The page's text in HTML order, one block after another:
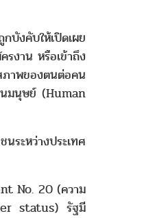
บังคับให้เปิดเผย
งาน หรือเข้าถึง
ภาพของตนต่อคน
นมนุษย์ (Human
ระหว่างประเทศ
No. 20 (ความ
status) รัฐมี